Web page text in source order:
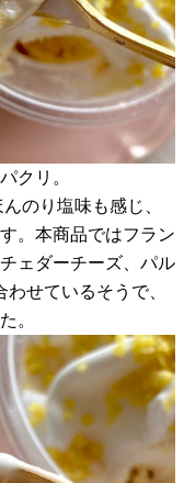
クリ。
のり塩味も感じ、
。本商品ではフラン
ェダーチーズ、パル
せているそうで、
。